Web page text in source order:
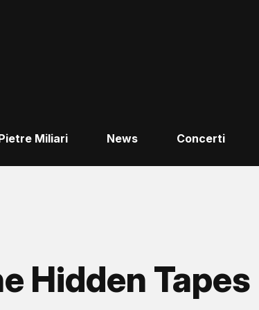
Miliari News Concerti
Hidden Tapes